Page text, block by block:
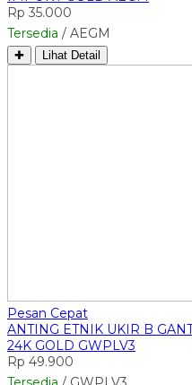
Rp 35.000
Tersedia / AEGM
✚ Lihat Detail
Pesan Cepat
ANTING ETNIK UKIR B
24K GOLD GWPLV3
Rp 49.900